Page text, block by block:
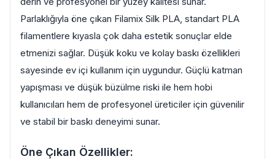
Parlaklığıyla öne çıkan Filamix Silk PLA, standart PLA
filamentlere kıyasla çok daha estetik sonuçlar elde
etmenizi sağlar. Düşük koku ve kolay baskı özellikleri
sayesinde ev içi kullanım için uygundur. Güçlü katman
yapışması ve düşük büzülme riski ile hem hobi
kullanıcıları hem de profesyonel üreticiler için güvenilir
ve stabil bir baskı deneyimi sunar.
Öne Çıkan Özellikler: